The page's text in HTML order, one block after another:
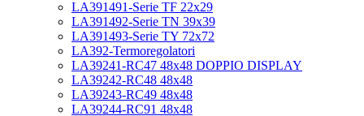
LA391491-Serie TF 22x29
LA391492-Serie TN 39x39
LA391493-Serie TY 72x72
LA392-Termoregolatori
LA39241-RC47 48x48 DOPPIO DISPLAY
LA39242-RC48 48x48
LA39243-RC49 48x48
LA39244-RC91 48x48